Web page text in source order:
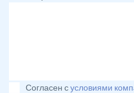
Согласен сусловиями